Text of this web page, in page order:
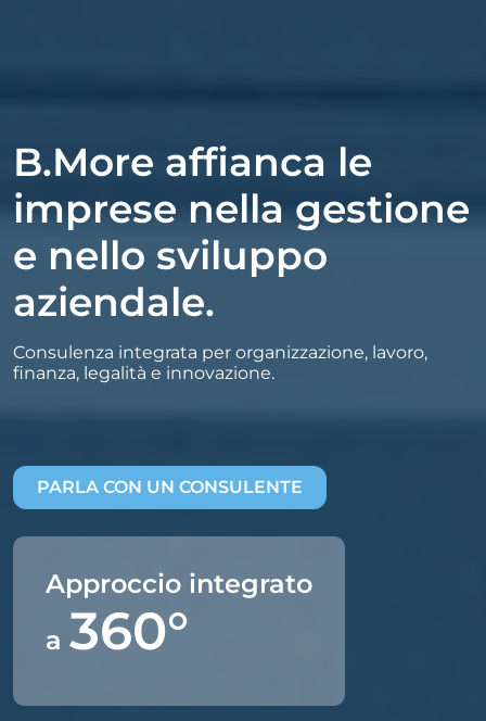
B.More affianca le
imprese nella gestione
e nello sviluppo
aziendale.
Consulenza integrata per organizzazione, lavoro,
finanza, legalità e innovazione.
PARLA CON UN CONSULENTE
Approccio integrato
a 360°